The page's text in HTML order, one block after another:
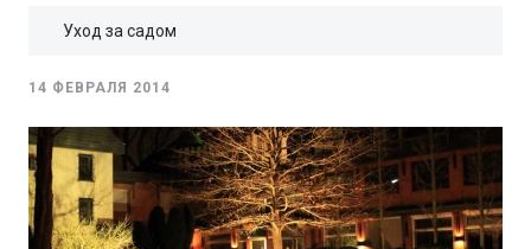
Уход за садом
14 ФЕВРАЛЯ 2014